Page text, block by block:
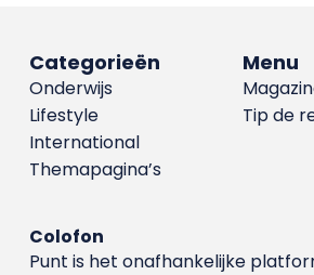
Menu
Tip de
Categorieën
Onderwijs
Lifestyle
International
Themapagina’s
Colofon
Punt is het onafhankelijke